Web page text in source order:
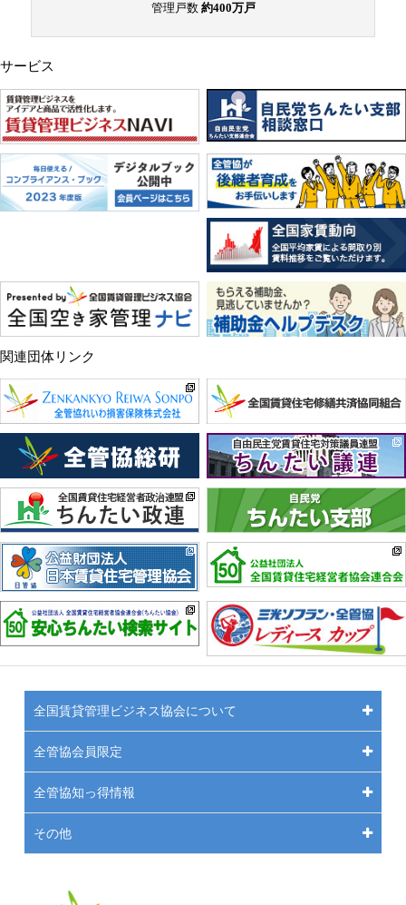
管理戸数 約400万戸
サービス
関連団体リンク
全国賃貸管理ビジネス協会について
全管協会員限定
全管協知っ得情報
その他